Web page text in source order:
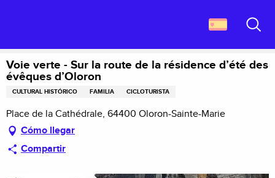
principal
Voie verte - Sur la route de la résidence d’été des évêques d’Oloron
Voie verte - Sur la route de la résidence d’été des
évêques d’Oloron
CULTURAL HISTÓRICO FAMILIA CICLOTURISTA
Place de la Cathédrale, 64400 Oloron-Sainte-Marie
Cómo llegar
Compartir